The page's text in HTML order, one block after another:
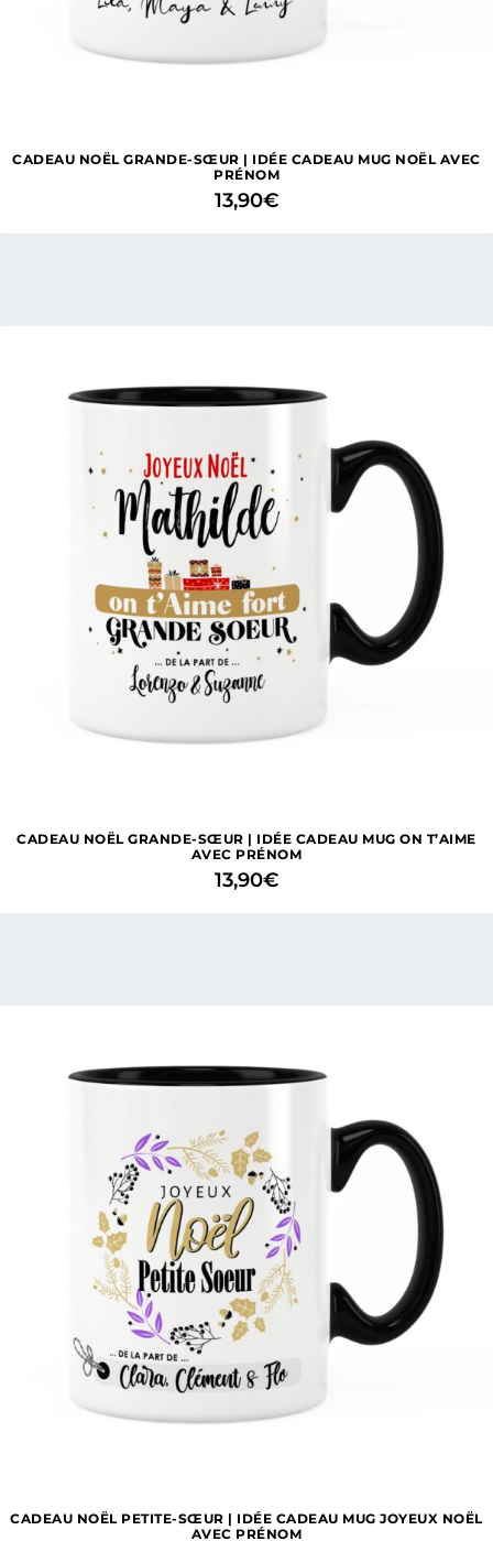
CADEAU NOËL GRANDE-SŒUR | IDÉE CADEAU MUG NOËL AVEC
PRÉNOM
13,90€
CADEAU NOËL GRANDE-SŒUR | IDÉE CADEAU MUG ON T’AIME
AVEC PRÉNOM
13,90€
CADEAU NOËL PETITE-SŒUR | IDÉE CADEAU MUG JOYEUX NOËL
AVEC PRÉNOM